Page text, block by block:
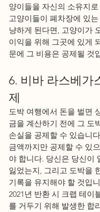
양이들을 자신의 소유지
고양이들이 폐차장에 있
냥하게 된다면, 고양이가
이익을 위해 그곳에 있게
문에 그 비용은 공제될 것
6. 비바 라스베가
제
도박 여행에서 돈을 벌면
금을 계산하기 전에 그 도
손실을 공제할 수 있습니
금액까지만 공제할 수 있
야 합니다. 당신은 당신이
잃었는지, 그리고 도박을
기록을 유지해야 할 것입
2021년 반환 시 크랩 테이
를 거두기 위해 발생한 합